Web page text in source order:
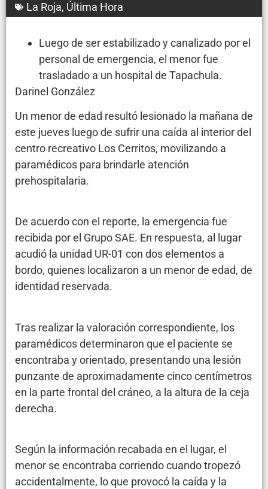
La Roja, Última Hora
Luego de ser estabilizado y canalizado por el
personal de emergencia, el menor fue
trasladado a un hospital de Tapachula.
Darinel González
Un menor de edad resultó lesionado la mañana de
este jueves luego de sufrir una caída al interior del
centro recreativo Los Cerritos, movilizando a
paramédicos para brindarle atención
prehospitalaria.
De acuerdo con el reporte, la emergencia fue
recibida por el Grupo SAE. En respuesta, al lugar
acudió la unidad UR-01 con dos elementos a
bordo, quienes localizaron a un menor de edad, de
identidad reservada.
Tras realizar la valoración correspondiente, los
paramédicos determinaron que el paciente se
encontraba y orientado, presentando una lesión
punzante de aproximadamente cinco centímetros
en la parte frontal del cráneo, a la altura de la ceja
derecha.
Según la información recabada en el lugar, el
menor se encontraba corriendo cuando tropezó
accidentalmente, lo que provocó la caída y la